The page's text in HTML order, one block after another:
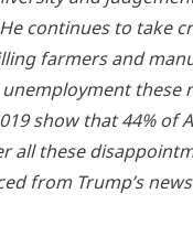
con­ti­nues to take
far­mers and
the­se
show that 44% of
the­se
from Trump’s